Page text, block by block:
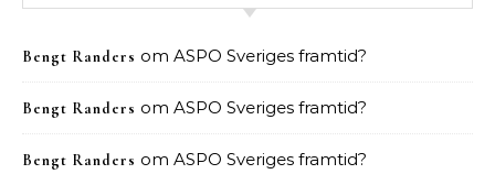
Bengt Randers om ASPO Sveriges framtid?
Bengt Randers om ASPO Sveriges framtid?
Bengt Randers om ASPO Sveriges framtid?